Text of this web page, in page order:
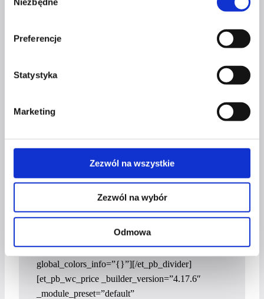
zgody
Preferencje
Statystyka
Marketing
Zezwól na wszystkie
Zezwól na wybór
Odmowa
show_tags=”off” _builder_version=”4.17.6″
body_font=”Futura|||on|||||”
body_font_size=”16px” global_colors_info=”{}”
body_text_color__hover_enabled=”on|desktop”
[/et_pb_wc_meta][et_pb_wc_description
_builder_version=”4.17.6″
_module_preset=”default” body_font_size=”16px”
global_colors_info=”{}”][/et_pb_wc_description]
[et_pb_divider color=”#FA0029″
_builder_version=”4.17.6″
custom_margin=”||-10px||false|false”
global_colors_info=”{}”][/et_pb_divider]
[et_pb_wc_price _builder_version=”4.17.6″
_module_preset=”default”